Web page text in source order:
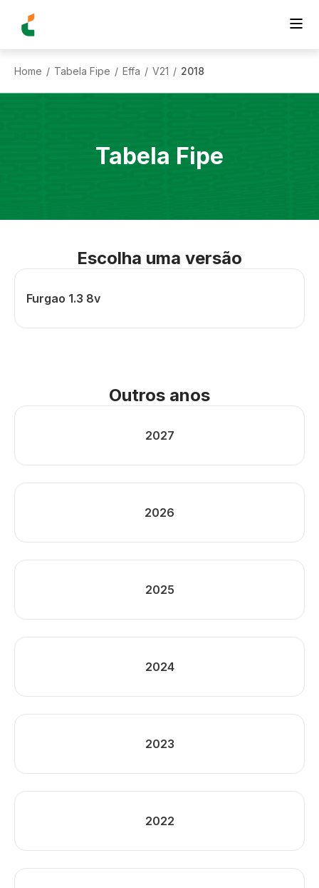
Home / Tabela Fipe / Effa / V21 / 2018
Tabela Fipe
Escolha uma versão
Furgao 1.3 8v
Outros anos
2027
2026
2025
2024
2023
2022